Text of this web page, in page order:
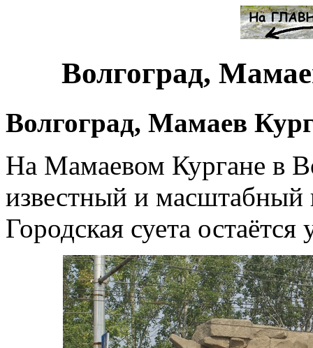
Волгоград,
Волгоград, Мамаев
На Мамаевом Кургане в
известный и
Городская суета